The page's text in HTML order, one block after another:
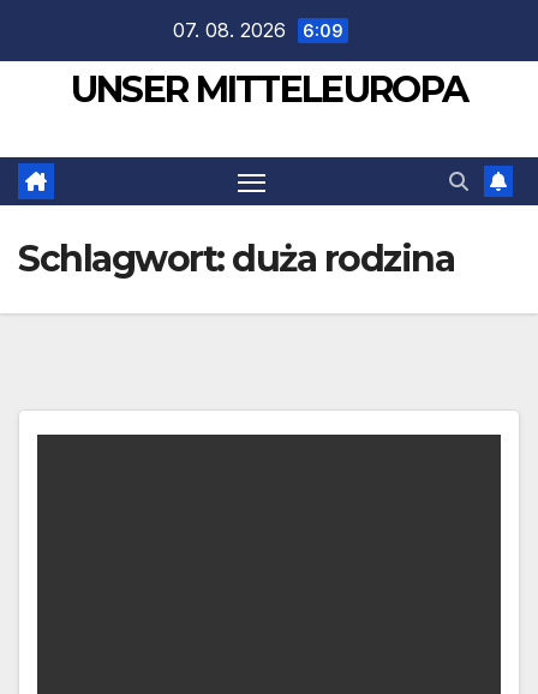
springen
07. 08. 2026 6:09
UNSER MITTELEUROPA
Schlagwort:duża rodzina